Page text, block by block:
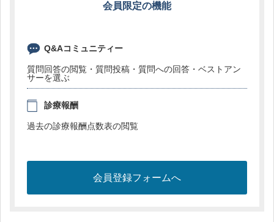
会員限定の機能
Q&Aコミュニティー
質問回答の閲覧・質問投稿・質問への回答・ベストアン
サーを選ぶ
診療報酬
過去の診療報酬点数表の閲覧
会員登録フォームへ